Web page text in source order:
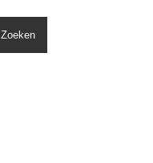
Zoeken